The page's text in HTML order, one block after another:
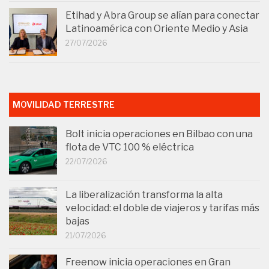
Etihad y Abra Group se alían para conectar
Latinoamérica con Oriente Medio y Asia
27/07/2026
MOVILIDAD TERRESTRE
Bolt inicia operaciones en Bilbao con una
flota de VTC 100 % eléctrica
22/07/2026
La liberalización transforma la alta
velocidad: el doble de viajeros y tarifas más
bajas
21/07/2026
Freenow inicia operaciones en Gran